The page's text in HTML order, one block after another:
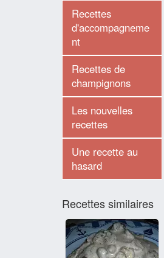
Recettes
d'accompagneme
nt
Recettes de
champignons
Les nouvelles
recettes
Une recette au
hasard
Recettes similaires